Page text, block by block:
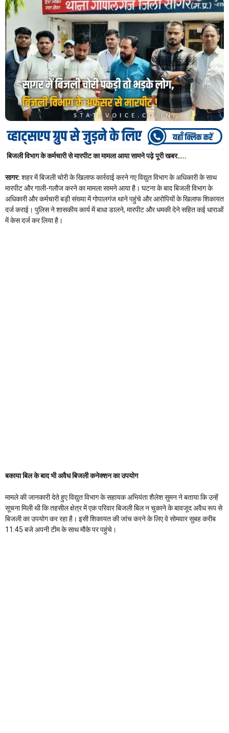
बिजली विभाग के कर्मचारी से मारपीट का मामला आया सामने पढ़े पूरी खबर…..
सागर: शहर में बिजली चोरी के खिलाफ कार्रवाई करने गए विद्युत विभाग के अधिकारी के साथ
मारपीट और गाली-गलौज करने का मामला सामने आया है। घटना के बाद बिजली विभाग के
अधिकारी और कर्मचारी बड़ी संख्या में गोपालगंज थाने पहुंचे और आरोपियों के खिलाफ शिकायत
दर्ज कराई। पुलिस ने शासकीय कार्य में बाधा डालने, मारपीट और धमकी देने सहित कई धाराओं
में केस दर्ज कर लिया है।
बकाया बिल के बाद भी अवैध बिजली कनेक्शन का उपयोग
मामले की जानकारी देते हुए विद्युत विभाग के सहायक अभियंता शैलेश सुमन ने बताया कि उन्हें
सूचना मिली थी कि तहसील क्षेत्र में एक परिवार बिजली बिल न चुकाने के बावजूद अवैध रूप से
बिजली का उपयोग कर रहा है। इसी शिकायत की जांच करने के लिए वे सोमवार सुबह करीब
11:45 बजे अपनी टीम के साथ मौके पर पहुंचे।